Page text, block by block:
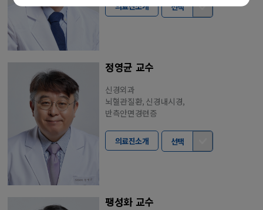
의료진소개 선택
정영균 교수
신경외과
뇌혈관질환, 신경내시경,
반측안면경련증
의료진소개 선택
팽성화 교수